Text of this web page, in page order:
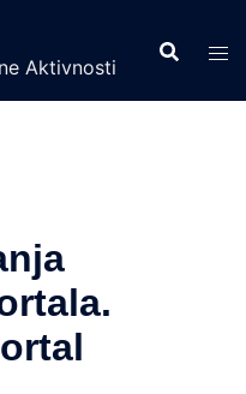
Aktivnosti